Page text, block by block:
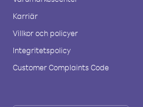
Karriär
Villkor och policyer
Integritetspolicy
Customer Complaints Code